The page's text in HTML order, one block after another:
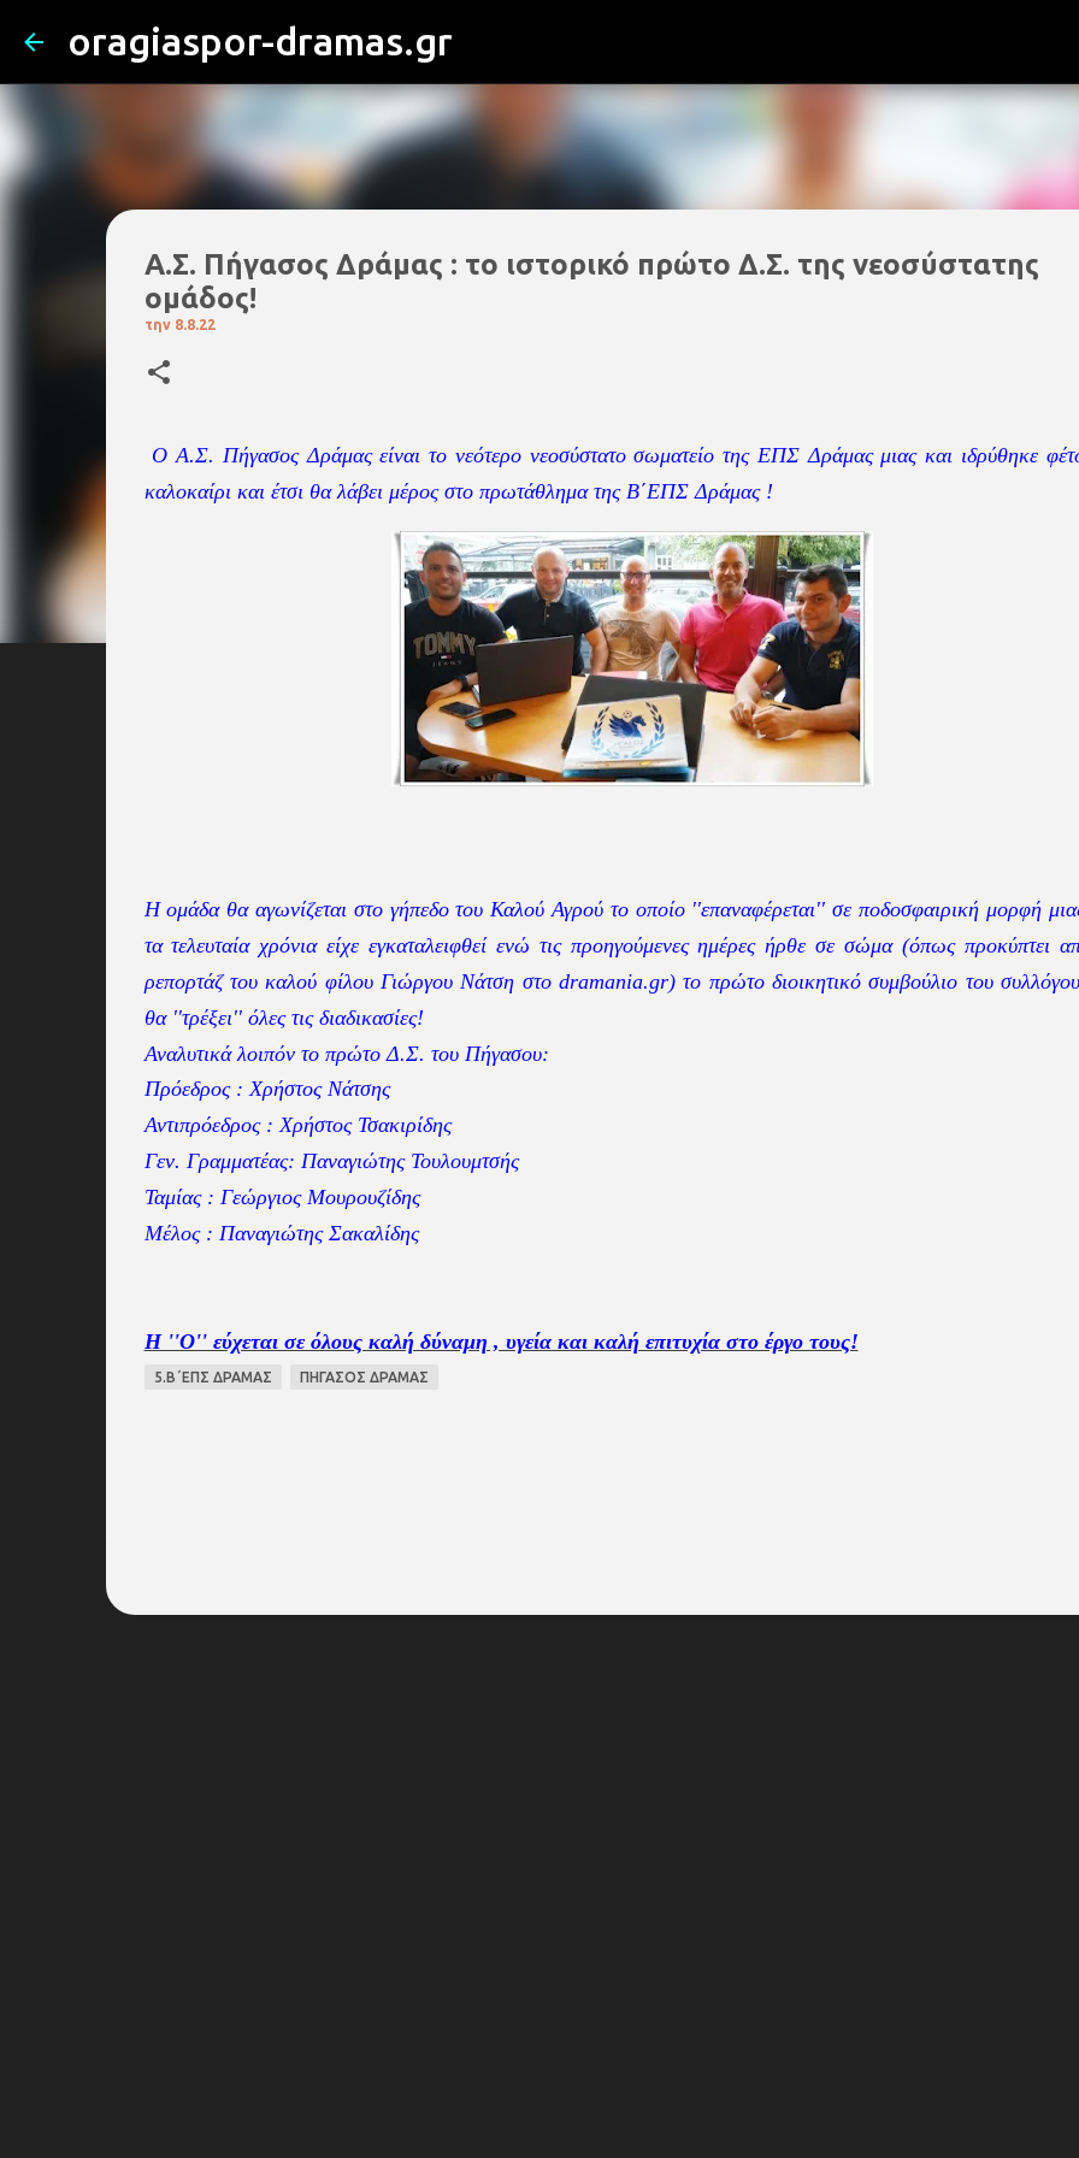
oragiaspor-dramas.gr
Α.Σ. Πήγασος Δράμας : το ιστορικό πρώτο Δ.Σ. της νεοσύστατης
ομάδος!
την 8.8.22
Ο Α.Σ. Πήγασος Δράμας είναι το νεότερο νεοσύστατο σωματείο της ΕΠΣ Δράμας μιας και ιδρύθηκε
καλοκαίρι και έτσι θα λάβει μέρος στο πρωτάθλημα της Β΄ΕΠΣ Δράμας !
Η ομάδα θα αγωνίζεται στο γήπεδο του Καλού Αγρού το οποίο ''επαναφέρεται'' σε ποδοσφαιρική μορφή
τα τελευταία χρόνια είχε εγκαταλειφθεί ενώ τις προηγούμενες ημέρες ήρθε σε σώμα (όπως προκύπτει
ρεπορτάζ του καλού φίλου Γιώργου Νάτση στο dramania.gr) το πρώτο διοικητικό συμβούλιο του
θα ''τρέξει'' όλες τις διαδικασίες!
Αναλυτικά λοιπόν το πρώτο Δ.Σ. του Πήγασου:
Πρόεδρος : Χρήστος Νάτσης
Αντιπρόεδρος : Χρήστος Τσακιρίδης
Γεν. Γραμματέας: Παναγιώτης Τουλουμτσής
Ταμίας : Γεώργιος Μουρουζίδης
Μέλος : Παναγιώτης Σακαλίδης
Η ''Ο'' εύχεται σε όλους καλή δύναμη , υγεία και καλή επιτυχία στο έργο τους!
5.Β΄ΕΠΣ ΔΡΑΜΑΣ ΠΗΓΑΣΟΣ ΔΡΑΜΑΣ